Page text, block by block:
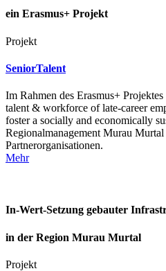
ein Erasmus+ Projekt
Projekt
SeniorTalent
Im Rahmen des Erasmus+
talent & workforce of late-career
foster a socially and economically
Regionalmanagement Murau
Partnerorganisationen.
Mehr
In-Wert-Setzung gebauter
in der Region Murau Murtal
Projekt